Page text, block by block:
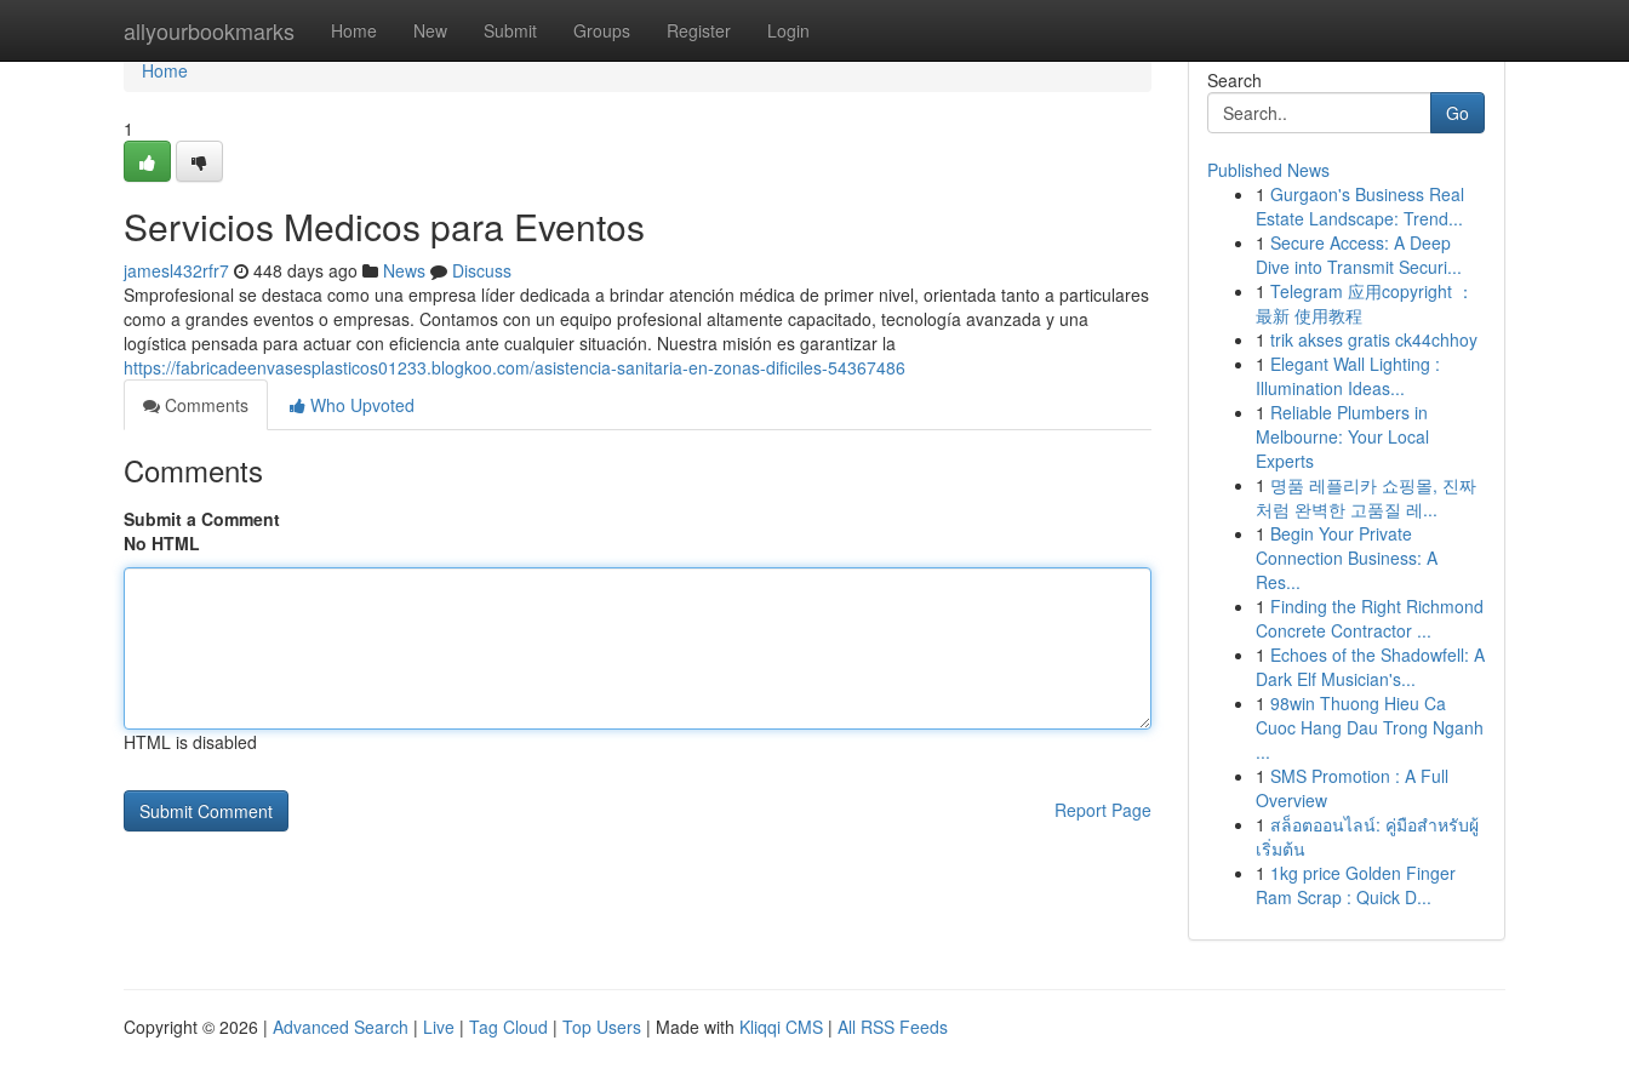
allyourbookmarks Home New Submit Groups Register Login
Home
Home
1
Servicios Medicos para Eventos
jamesl432rfr7 448 days ago News
Discuss
Smprofesional se destaca como una empresa líder dedicada a brindar atención médica de primer nivel, orientada tanto a particulares
como a grandes eventos o empresas. Contamos con un equipo profesional altamente capacitado, tecnología avanzada y una
logística pensada para actuar con eficiencia ante cualquier situación. Nuestra misión es garantizar la
https://fabricadeenvasesplasticos01233.blogkoo.com/asistencia-sanitaria-en-zonas-dificiles-54367486
Comments
Who Upvoted
Comments
Submit a Comment
No HTML
HTML is disabled
Report Page
Search
Go
Published News
1 Gurgaon's Business Real
Estate Landscape: Trend...
1 Secure Access: A Deep
Dive into Transmit Securi...
1 Telegram 应用copyright ：
最新 使用教程
1 trik akses gratis ck44chhoy
1 Elegant Wall Lighting :
Illumination Ideas...
1 Reliable Plumbers in
Melbourne: Your Local
Experts
1 명품 레플리카 쇼핑몰, 진짜
처럼 완벽한 고품질 레...
1 Begin Your Private
Connection Business: A
Res...
1 Finding the Right Richmond
Concrete Contractor ...
1 Echoes of the Shadowfell: A
Dark Elf Musician's...
1 98win Thuong Hieu Ca
Cuoc Hang Dau Trong Nganh
...
1 SMS Promotion : A Full
Overview
1 สล็อตออนไลน์: คู่มือสำหรับผู้
เริ่มต้น
1 1kg price Golden Finger
Ram Scrap : Quick D...
Copyright © 2026 | Advanced Search | Live | Tag Cloud | Top Users | Made with Kliqqi CMS | All RSS Feeds